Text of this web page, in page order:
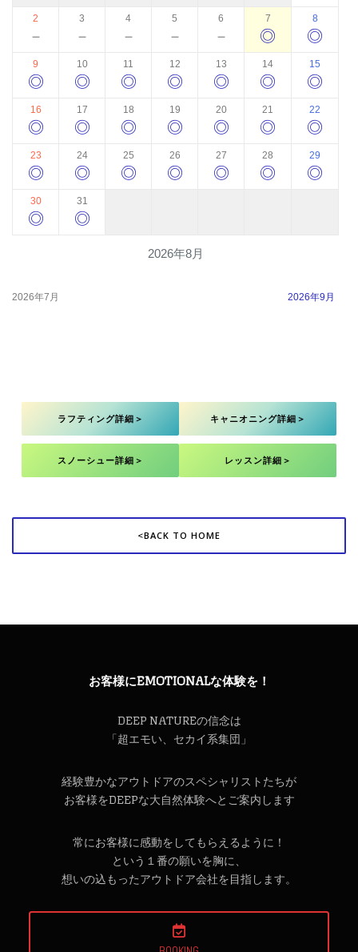
2026年8月
2
－
3
－
4
－
5
－
6
－
7
◎
8
◎
9
◎
10
◎
11
◎
12
◎
13
◎
14
◎
15
◎
16
◎
17
◎
18
◎
19
◎
20
◎
21
◎
22
◎
23
◎
24
◎
25
◎
26
◎
27
◎
28
◎
29
◎
30
◎
31
◎
2026年7月 2026年9月
ラフティング詳細＞ キャニオニング詳細＞
スノーシュー詳細＞ レッスン詳細＞
<BACK TO HOME
お客様にEMOTIONALな体験を！
DEEP NATUREの信念は
「超エモい、セカイ系集団」
経験豊かなアウトドアのスペシャリストたちが
お客様をDEEPな大自然体験へとご案内します
常にお客様に感動をしてもらえるように！
という１番の願いを胸に、
想いの込もったアウトドア会社を目指します。